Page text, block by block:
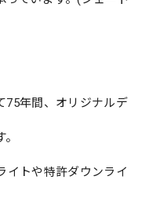
75年間、オリジナルデ
イトや特許ダウンライ